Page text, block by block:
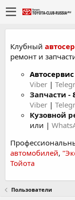
Клубный
ремонт и
Автосервис
Viber |
Запчасти -
Viber |
Кузовной
или |
автомобилей,
Тойота
Пользователи